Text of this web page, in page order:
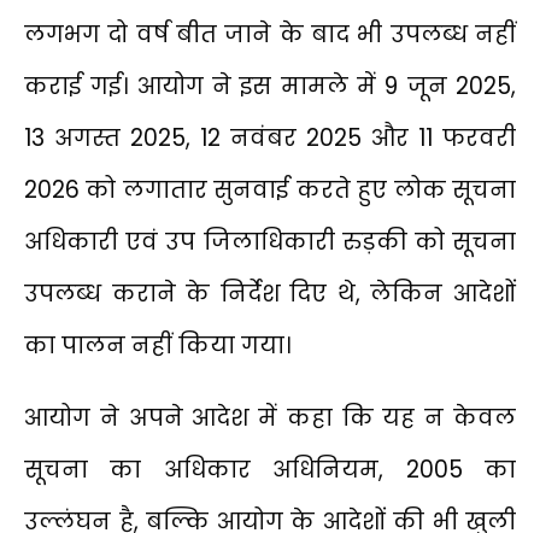
लगभग दो वर्ष बीत जाने के बाद भी उपलब्ध नहीं
कराई गई। आयोग ने इस मामले में 9 जून 2025,
13 अगस्त 2025, 12 नवंबर 2025 और 11 फरवरी
2026 को लगातार सुनवाई करते हुए लोक सूचना
अधिकारी एवं उप जिलाधिकारी रुड़की को सूचना
उपलब्ध कराने के निर्देश दिए थे, लेकिन आदेशों
का पालन नहीं किया गया।
आयोग ने अपने आदेश में कहा कि यह न केवल
सूचना का अधिकार अधिनियम, 2005 का
उल्लंघन है, बल्कि आयोग के आदेशों की भी खुली